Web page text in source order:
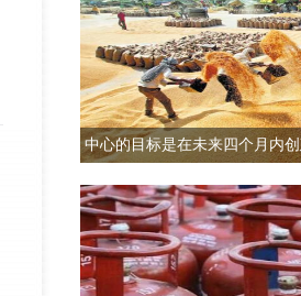
中心的目标是在未来四个月内